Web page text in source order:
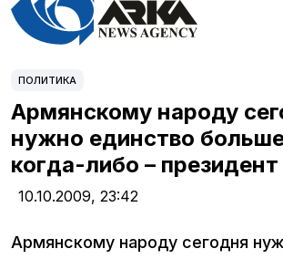
ПОЛИТИКА
Армянскому народу
нужно единство
когда-либо – президент
10.10.2009, 23:42
Армянскому народу сегодня